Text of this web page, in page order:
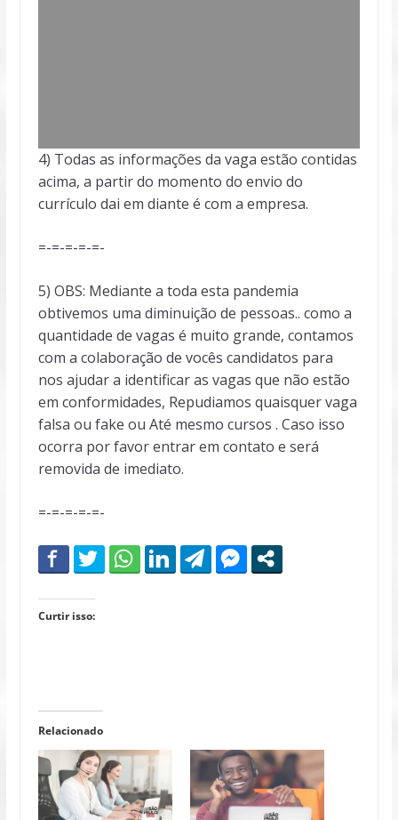
4) Todas as informações da vaga estão contidas
acima, a partir do momento do envio do
currículo dai em diante é com a empresa.
=-=-=-=-=-
5) OBS: Mediante a toda esta pandemia
obtivemos uma diminuição de pessoas.. como a
quantidade de vagas é muito grande, contamos
com a colaboração de vocês candidatos para
nos ajudar a identificar as vagas que não estão
em conformidades, Repudiamos quaisquer vaga
falsa ou fake ou Até mesmo cursos . Caso isso
ocorra por favor entrar em contato e será
removida de imediato.
=-=-=-=-=-
Curtir isso:
Relacionado